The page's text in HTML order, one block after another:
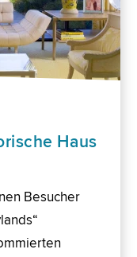
Haus
Besucher